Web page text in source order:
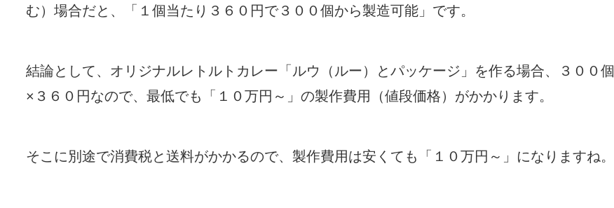
む）場合だと、「１個当たり３６０円で３００個から製造可能」です。
結論として、オリジナルレトルトカレー「ルウ（ルー）とパッケージ」を作る場合、３００個
×３６０円なので、最低でも「１０万円～」の製作費用（値段価格）がかかります。
そこに別途で消費税と送料がかかるので、製作費用は安くても「１０万円～」になりますね。